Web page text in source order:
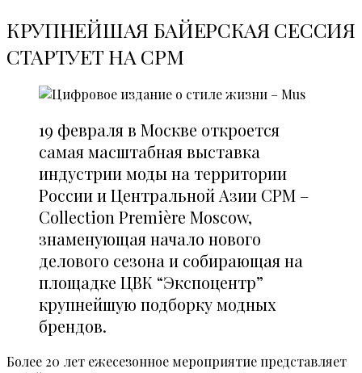
КРУПНЕЙШАЯ БАЙЕРСКАЯ СЕССИЯ
СТАРТУЕТ НА СРМ
19 февраля в Москве откроется
самая масштабная выставка
индустрии моды на территории
России и Центральной Азии CPM –
Collection Première Moscow,
знаменующая начало нового
делового сезона и собирающая на
площадке ЦВК “Экспоцентр”
крупнейшую подборку модных
брендов.
Более 20 лет ежесезонное мероприятие представляет